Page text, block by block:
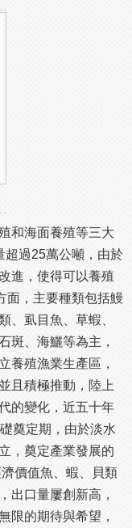
和海面養殖等三大
超過25萬公噸，由於
進，使得可以養殖
面，主要種類包括鰻
、虱目魚、草蝦、
斑、海鱺等為主，
養殖漁業生產區，
且積極推動，陸上
的變化，近五十年
奠定期，由於淡水
，奠定產業發展的
價值魚、蝦、貝類
出口量屢創新高，
限的期待與希望，